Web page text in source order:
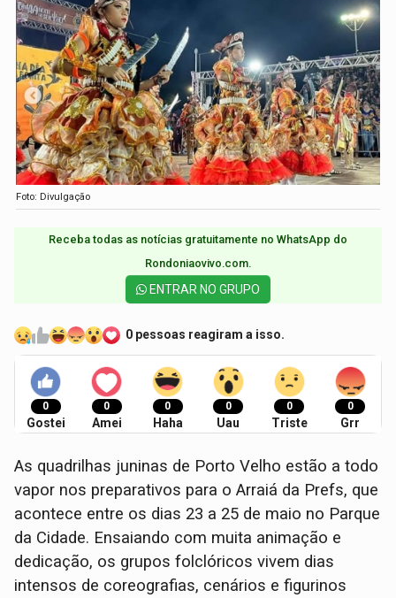
Foto: Divulgação
Receba todas as notícias gratuitamente no WhatsApp do
Rondoniaovivo.com.​
ENTRAR NO GRUPO
0 pessoas reagiram a isso.
0
Gostei
0
Amei
0
Haha
0
Uau
0
Triste
0
Grr
As quadrilhas juninas de Porto Velho estão a todo
vapor nos preparativos para o Arraiá da Prefs, que
acontece entre os dias 23 a 25 de maio no Parque
da Cidade. Ensaiando com muita animação e
dedicação, os grupos folclóricos vivem dias
intensos de coreografias, cenários e figurinos